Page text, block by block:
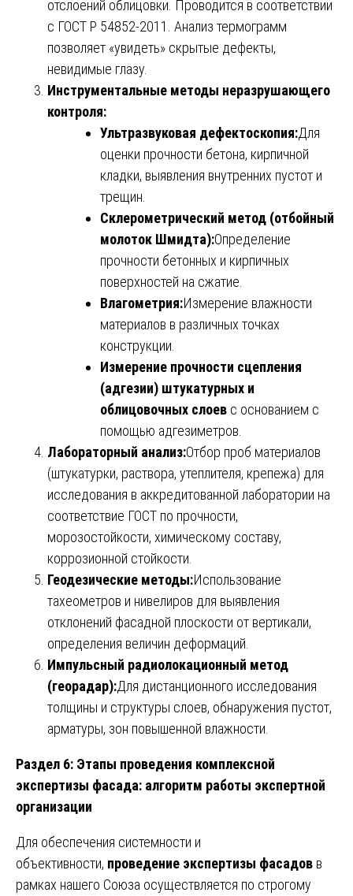
отслоений облицовки. Проводится в соответствии
с ГОСТ Р 54852-2011. Анализ термограмм
позволяет «увидеть» скрытые дефекты,
невидимые глазу.
Инструментальные методы неразрушающего
контроля:
Ультразвуковая дефектоскопия:Для
оценки прочности бетона, кирпичной
кладки, выявления внутренних пустот и
трещин.
Склерометрический метод (отбойный
молоток Шмидта):Определение
прочности бетонных и кирпичных
поверхностей на сжатие.
Влагометрия:Измерение влажности
материалов в различных точках
конструкции.
Измерение прочности сцепления
(адгезии) штукатурных и
облицовочных слоев с основанием с
помощью адгезиметров.
Лабораторный анализ:Отбор проб материалов
(штукатурки, раствора, утеплителя, крепежа) для
исследования в аккредитованной лаборатории на
соответствие ГОСТ по прочности,
морозостойкости, химическому составу,
коррозионной стойкости.
Геодезические методы:Использование
тахеометров и нивелиров для выявления
отклонений фасадной плоскости от вертикали,
определения величин деформаций.
Импульсный радиолокационный метод
(георадар):Для дистанционного исследования
толщины и структуры слоев, обнаружения пустот,
арматуры, зон повышенной влажности.
Раздел 6: Этапы проведения комплексной
экспертизы фасада: алгоритм работы экспертной
организации
Для обеспечения системности и
объективности, проведение экспертизы фасадов в
рамках нашего Союза осуществляется по строгому